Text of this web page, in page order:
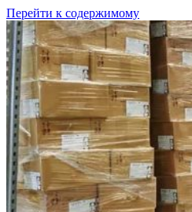
Перейти к содержимому